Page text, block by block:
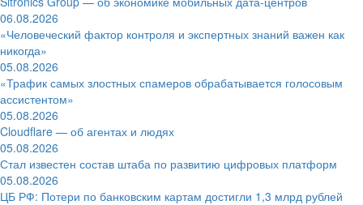
06.08.2026
«Человеческий фактор контроля и экспертных знаний важен как
никогда»
05.08.2026
«Трафик самых злостных спамеров обрабатывается голосовым
ассистентом»
05.08.2026
Cloudflare — об агентах и людях
05.08.2026
Стал известен состав штаба по развитию цифровых платформ
05.08.2026
ЦБ РФ: Потери по банковским картам достигли 1,3 млрд рублей